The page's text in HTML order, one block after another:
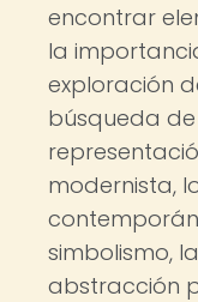
encontrar
la
exploración
búsqueda
modernista,
simbolismo,
abstracción